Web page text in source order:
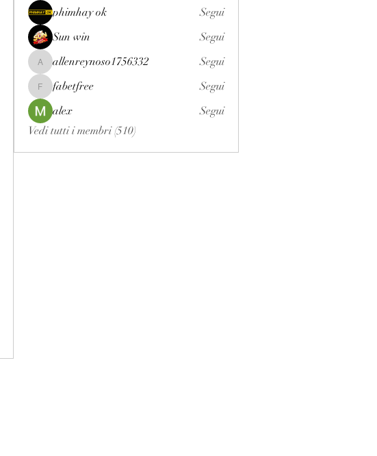
phimhay ok
Segui
Sun win
Segui
allenreynoso1756332
allenreynoso1756332 Segui
fabetfree
fabetfree
Segui
alex
Segui
Vedi tutti i membri (510)